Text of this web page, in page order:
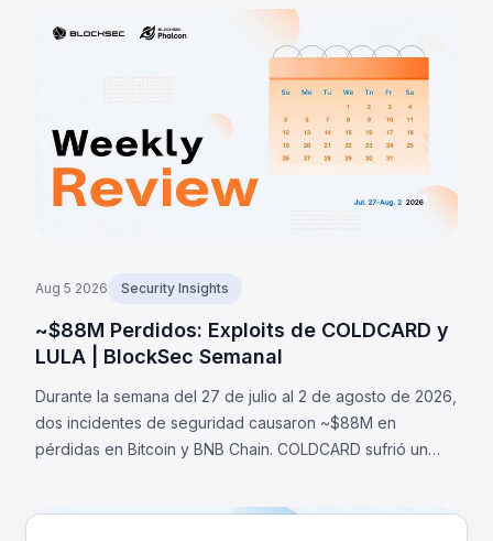
Aug 5 2026 Security Insights
~$88M Perdidos: Exploits de COLDCARD y
LULA | BlockSec Semanal
Durante la semana del 27 de julio al 2 de agosto de 2026,
dos incidentes de seguridad causaron ~$88M en
pérdidas en Bitcoin y BNB Chain. COLDCARD sufrió un